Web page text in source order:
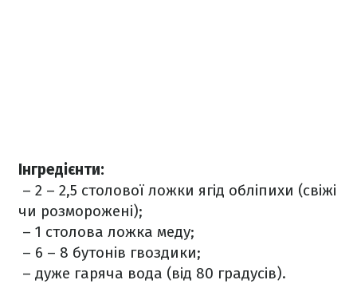
Інгредієнти:
– 2 – 2,5 столової ложки ягід обліпихи (свіжі
чи розморожені);
– 1 столова ложка меду;
– 6 – 8 бутонів гвоздики;
– дуже гаряча вода (від 80 градусів).